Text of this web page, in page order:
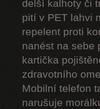
delší kalhoty či
pití v PET lahvi
repelent proti
nanést na sebe
kartička
zdravotního
Mobilní telefon
narušuje